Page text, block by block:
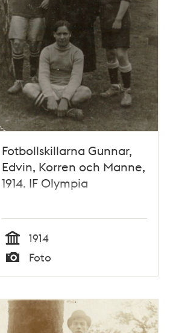
Fotbollskillarna Gunnar,
Edvin, Korren och Manne,
1914. IF Olympia
Tid
1914
Typ
Foto